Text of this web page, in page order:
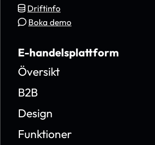
Driftinfo
Boka demo
E-handelsplattform
Översikt
B2B
Design
Funktioner